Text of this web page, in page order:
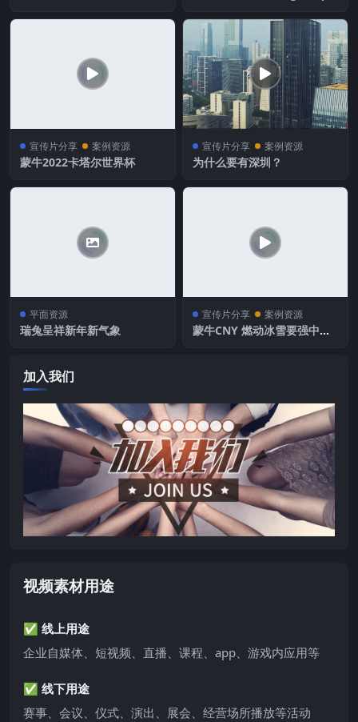
宣传片分享 案例资源
蒙牛2022卡塔尔世界杯
宣传片分享 案例资源
为什么要有深圳？
平面资源
瑞兔呈祥新年新气象
宣传片分享 案例资源
蒙牛CNY 燃动冰雪要强中国
加入我们
视频素材用途
✅ 线上用途
企业自媒体、短视频、直播、课程、app、游戏内应用等
✅ 线下用途
赛事、会议、仪式、演出、展会、经营场所播放等活动